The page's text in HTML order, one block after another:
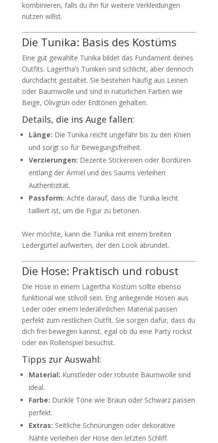
kombinieren, falls du ihn für weitere Verkleidungen
nutzen willst.
Die Tunika: Basis des Kostüms
Eine gut gewählte Tunika bildet das Fundament deines
Outfits. Lagertha’s Tuniken sind schlicht, aber dennoch
durchdacht gestaltet. Sie bestehen häufig aus Leinen
oder Baumwolle und sind in natürlichen Farben wie
Beige, Olivgrün oder Erdtönen gehalten.
Details, die ins Auge fallen:
Länge: Die Tunika reicht ungefähr bis zu den Knien
und sorgt so für Bewegungsfreiheit.
Verzierungen: Dezente Stickereien oder Bordüren
entlang der Ärmel und des Saums verleihen
Authentizität.
Passform: Achte darauf, dass die Tunika leicht
tailliert ist, um die Figur zu betonen.
Wer möchte, kann die Tunika mit einem breiten
Ledergürtel aufwerten, der den Look abrundet.
Die Hose: Praktisch und robust
Die Hose in einem Lagertha Kostüm sollte ebenso
funktional wie stilvoll sein. Eng anliegende Hosen aus
Leder oder einem lederähnlichen Material passen
perfekt zum restlichen Outfit. Sie sorgen dafür, dass du
dich frei bewegen kannst, egal ob du eine Party rockst
oder ein Rollenspiel besuchst.
Tipps zur Auswahl:
Material: Kunstleder oder robuste Baumwolle sind
ideal.
Farbe: Dunkle Töne wie Braun oder Schwarz passen
perfekt.
Extras: Seitliche Schnürungen oder dekorative
Nähte verleihen der Hose den letzten Schliff.